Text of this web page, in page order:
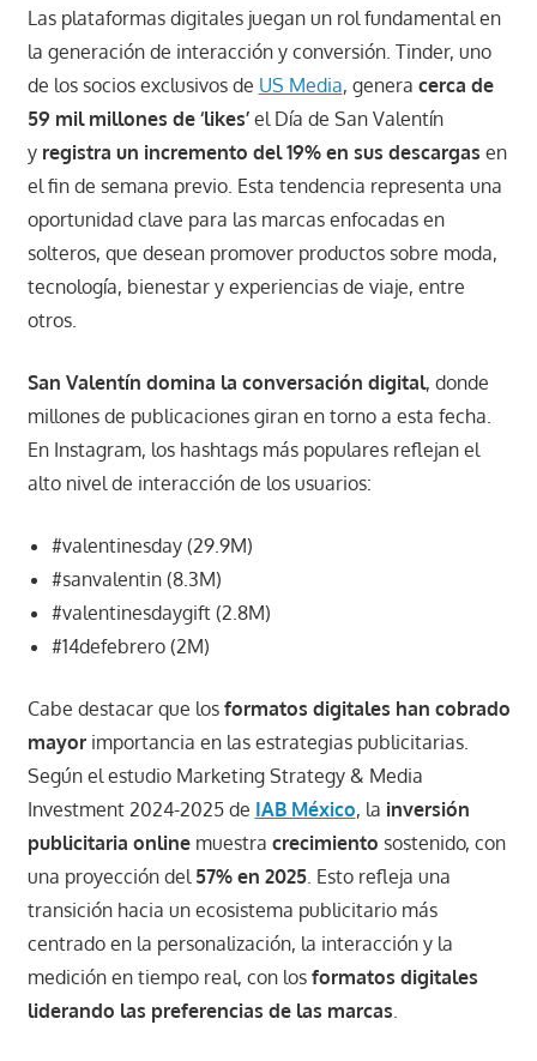
Las plataformas digitales juegan un rol fundamental en
la generación de interacción y conversión. Tinder, uno
de los socios exclusivos de US Media, genera cerca de
59 mil millones de ‘likes’el Día de San Valentín
yregistra un incremento del 19% en sus descargas en
el fin de semana previo. Esta tendencia representa una
oportunidad clave para las marcas enfocadas en
solteros, que desean promover productos sobre moda,
tecnología, bienestar y experiencias de viaje, entre
otros.
San Valentín domina la conversación digital, donde
millones de publicaciones giran en torno a esta fecha.
En Instagram, los hashtags más populares reflejan el
alto nivel de interacción de los usuarios:
#valentinesday (29.9M)
#sanvalentin (8.3M)
#valentinesdaygift (2.8M)
#14defebrero (2M)
Cabe destacar que los formatos digitales han cobrado
mayor importancia en las estrategias publicitarias.
Según el estudio Marketing Strategy & Media
Investment 2024-2025 de IAB México, la inversión
publicitaria online muestra crecimiento sostenido, con
una proyección del 57% en 2025. Esto refleja una
transición hacia un ecosistema publicitario más
centrado en la personalización, la interacción y la
medición en tiempo real, con los formatos digitales
liderando las preferencias de las marcas